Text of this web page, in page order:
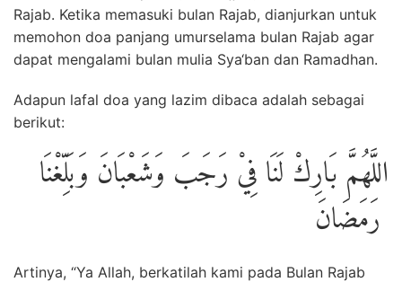
Rajab. Ketika memasuki bulan Rajab, dianjurkan untuk
memohon doa panjang umurselama bulan Rajab agar
dapat mengalami bulan mulia Sya‘ban dan Ramadhan.
Adapun lafal doa yang lazim dibaca adalah sebagai
berikut:
اللَّهُمَّ بَارِكْ لَنَا فِيْ رَجَبَ وَشَعْبَانَ وَبَلِّغْنَا
Artinya, “Ya Allah, berkatilah kami pada Bulan Rajab